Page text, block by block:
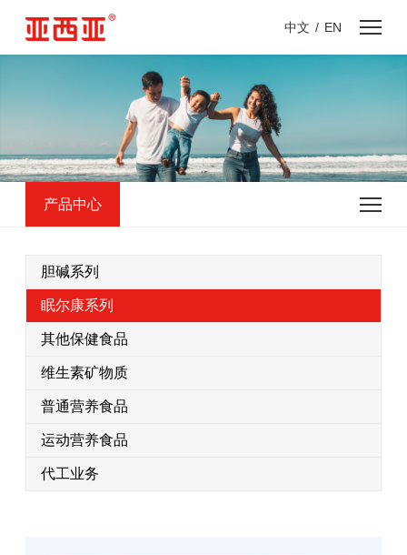
中文 / EN
产品中心
胆碱系列
眠尔康系列
其他保健食品
维生素矿物质
普通营养食品
运动营养食品
代工业务